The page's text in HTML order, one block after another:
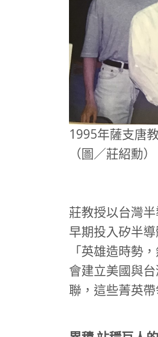
1995年薩支唐
（圖／莊紹勳）
莊教授以台灣
早期投入矽半
「英雄造時勢
會建立美國與
聯，這些菁英